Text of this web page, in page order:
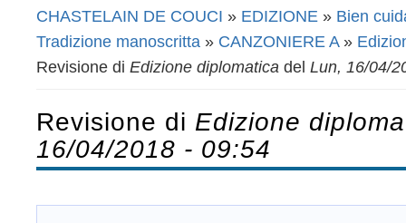
Tu sei qui
CHASTELAIN DE COUCI » EDIZIONE » Bien
Tradizione manoscritta » CANZONIERE A»
Revisione di Edizione diplomatica del Lun, 16/04/
Revisione di Edizione
16/04/2018 - 09:54